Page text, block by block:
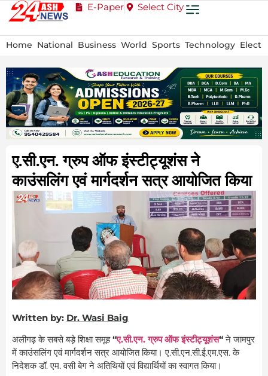
E-Paper Select City
Home National Business World Sports Technology
ए.सी.एन. ग्रुप ऑफ इंस्टीट्यूशंस ने
काउंसलिंग एवं मार्गदर्शन सत्र आयोजित किया
Written by: Dr. Wasi Baig
अलीगढ़ के सबसे बड़े शिक्षा समूह“ए.सी.एन. ग्रुप ऑफ इंस्टीट्यूशंस“ने जामपुर
में काउंसलिंग एवं मार्गदर्शन सत्र आयोजित किया। ए.सी.एन.सी.ई.एम.एस. के
निदेशक डॉ. एम. वसी बेग ने अतिथियों एवं विद्यार्थियों का स्वागत किया।